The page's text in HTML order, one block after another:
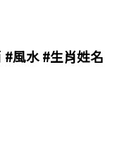
風水 #生肖姓名